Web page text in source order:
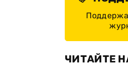
ЧИТАЙТЕ